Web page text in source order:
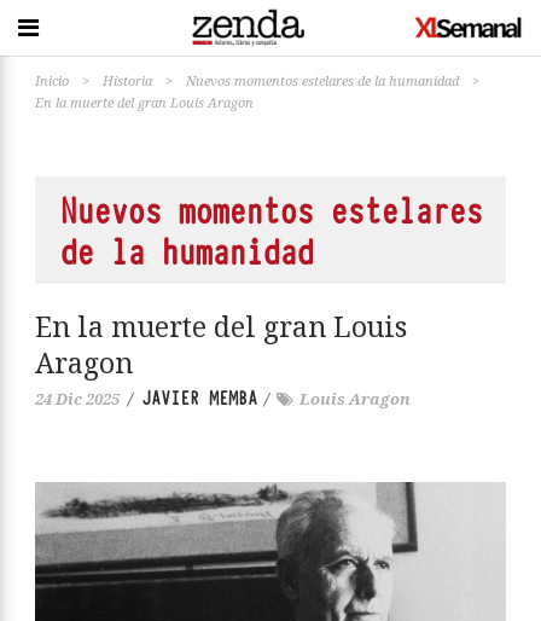
Inicio > Historia > Nuevos momentos estelares de la humanidad
>
En la muerte del gran Louis Aragon
Nuevos momentos estelares
de la humanidad
En la muerte del gran Louis
Aragon
24 Dic 2025 / JAVIER MEMBA / Louis Aragon